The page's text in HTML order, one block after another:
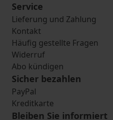
Service
Lieferung und Zahlung
Kontakt
Häufig gestellte Fragen
Widerruf
Abo kündigen
Sicher bezahlen
PayPal
Kreditkarte
Bleiben Sie informiert